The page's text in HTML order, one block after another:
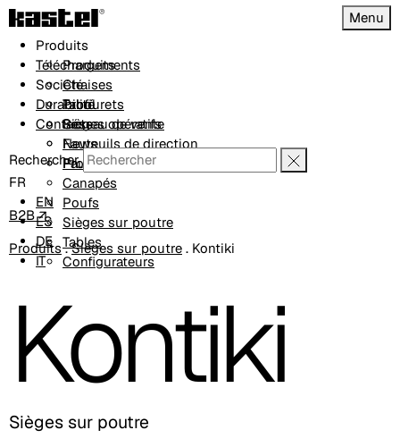
Menu
Produits
Produits
Chaises
Tabourets
Sièges opératifs
Fauteuils de direction
Fauteuils
Canapés
Poufs
Sièges sur poutre
Tables
Configurateurs
Téléchargements
Société
Profil
Réseau de vente
News
Projets
Durabilité
Contacts
Rechercher
FR
EN
ES
DE
IT
B2B ↗
Produits.Sièges sur poutre . Kontiki
Kontiki
Sièges sur poutre